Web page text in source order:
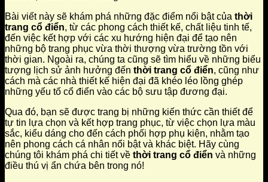
Bài viết này sẽ khám phá những đặc điểm nổi bật của thời
trang cổ điển, từ các phong cách thiết kế, chất liệu tinh tế,
đến việc kết hợp với các xu hướng hiện đại để tạo nên
những bộ trang phục vừa thời thượng vừa trường tồn với
thời gian. Ngoài ra, chúng ta cũng sẽ tìm hiểu về những biểu
tượng lịch sử ảnh hưởng đến thời trang cổ điển, cũng như
cách mà các nhà thiết kế hiện đại đã khéo léo lồng ghép
những yếu tố cổ điển vào các bộ sưu tập đương đại.
Qua đó, bạn sẽ được trang bị những kiến thức cần thiết để
tự tin lựa chọn và kết hợp trang phục, từ việc chọn lựa màu
sắc, kiểu dáng cho đến cách phối hợp phụ kiện, nhằm tạo
nên phong cách cá nhân nổi bật và khác biệt. Hãy cùng
chúng tôi khám phá chi tiết về thời trang cổ điển và những
điều thú vị ẩn chứa bên trong nó!